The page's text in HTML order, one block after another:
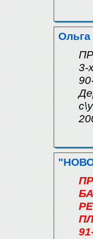
Ольга
3-